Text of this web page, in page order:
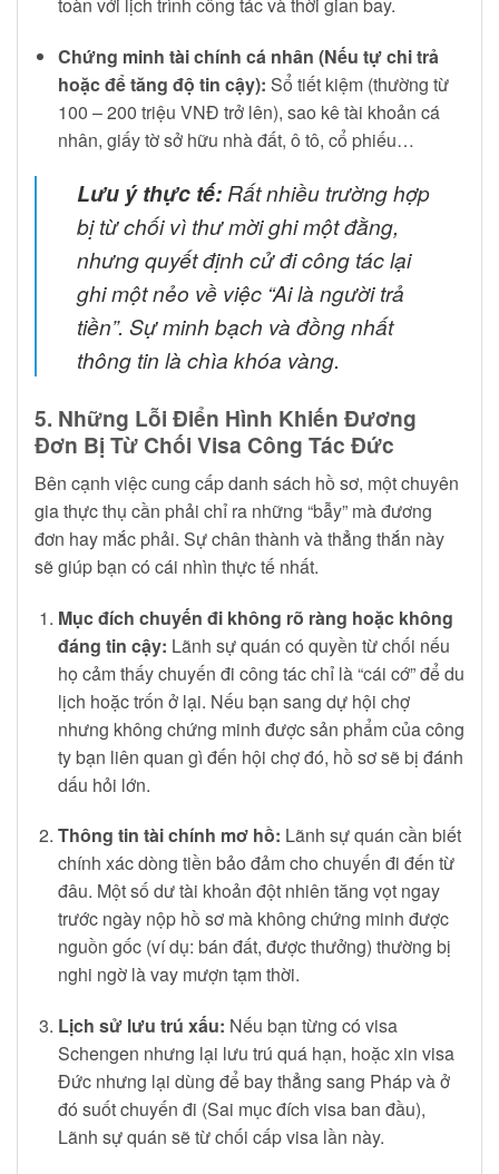
Chứng minh tài chính cá nhân (Nếu tự chi trả
hoặc để tăng độ tin cậy): Sổ tiết kiệm (thường từ
100 – 200 triệu VNĐ trở lên), sao kê tài khoản cá
nhân, giấy tờ sở hữu nhà đất, ô tô, cổ phiếu…
Lưu ý thực tế: Rất nhiều trường hợp
bị từ chối vì thư mời ghi một đằng,
nhưng quyết định cử đi công tác lại
ghi một nẻo về việc “Ai là người trả
tiền”. Sự minh bạch và đồng nhất
thông tin là chìa khóa vàng.
5. Những Lỗi Điển Hình Khiến Đương
Đơn Bị Từ Chối Visa Công Tác Đức
Bên cạnh việc cung cấp danh sách hồ sơ, một chuyên
gia thực thụ cần phải chỉ ra những “bẫy” mà đương
đơn hay mắc phải. Sự chân thành và thẳng thắn này
sẽ giúp bạn có cái nhìn thực tế nhất.
Mục đích chuyến đi không rõ ràng hoặc không
đáng tin cậy: Lãnh sự quán có quyền từ chối nếu
họ cảm thấy chuyến đi công tác chỉ là “cái cớ” để du
lịch hoặc trốn ở lại. Nếu bạn sang dự hội chợ
nhưng không chứng minh được sản phẩm của công
ty bạn liên quan gì đến hội chợ đó, hồ sơ sẽ bị đánh
dấu hỏi lớn.
Thông tin tài chính mơ hồ: Lãnh sự quán cần biết
chính xác dòng tiền bảo đảm cho chuyến đi đến từ
đâu. Một số dư tài khoản đột nhiên tăng vọt ngay
trước ngày nộp hồ sơ mà không chứng minh được
nguồn gốc (ví dụ: bán đất, được thưởng) thường bị
nghi ngờ là vay mượn tạm thời.
Lịch sử lưu trú xấu: Nếu bạn từng có visa
Schengen nhưng lại lưu trú quá hạn, hoặc xin visa
Đức nhưng lại dùng để bay thẳng sang Pháp và ở
đó suốt chuyến đi (Sai mục đích visa ban đầu),
Lãnh sự quán sẽ từ chối cấp visa lần này.